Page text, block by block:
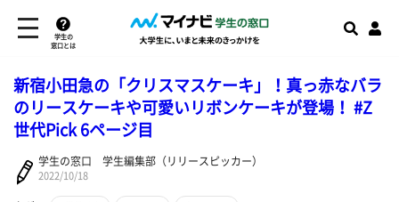
学生の
窓口とは
新宿小田急の「クリスマスケーキ」！真っ赤なバラ
のリースケーキや可愛いリボンケーキが登場！ #Z
世代Pick 6ページ目
学生の窓口 学生編集部（リリースピッカー）
2022/10/18